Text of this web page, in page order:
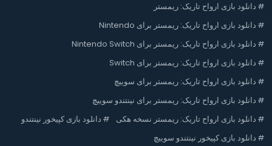
# دانلود بازی ارواح تاریک: ریمستر
# دانلود بازی ارواح تاریک: ریمستر برای Nintendo
# دانلود بازی ارواح تاریک: ریمستر برای Nintendo Switch
# دانلود بازی ارواح تاریک: ریمستر برای Switch
# دانلود بازی ارواح تاریک: ریمستر برای سوییچ
# دانلود بازی ارواح تاریک: ریمستر برای نینتندو سوییچ
# دانلود بازی ارواح تاریک: ریمستر نسخه هکی # دانلود بازی کپیخور نینتندو
# دانلود بازی کپیخور نینتندو سوییچ